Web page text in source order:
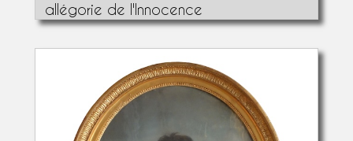
allégorie de l'Innocence